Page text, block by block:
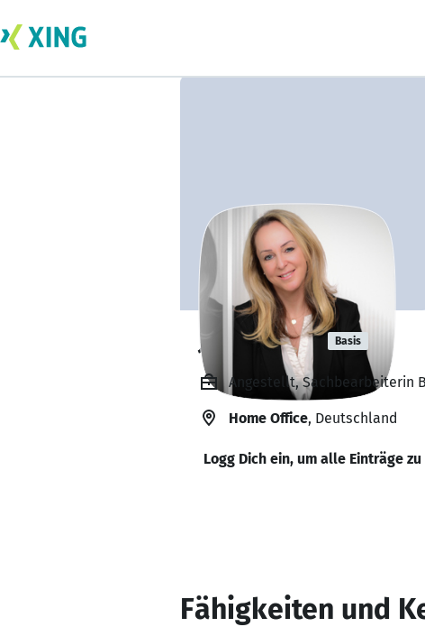
Janine Just Basis
Angestellt, Sachbearbeiterin
Home Office, Deutschland
Logg Dich ein, um alle Einträge
Fähigkeiten und